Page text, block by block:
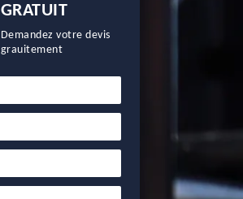
GRATUIT
Demandez votre devis
grauitement